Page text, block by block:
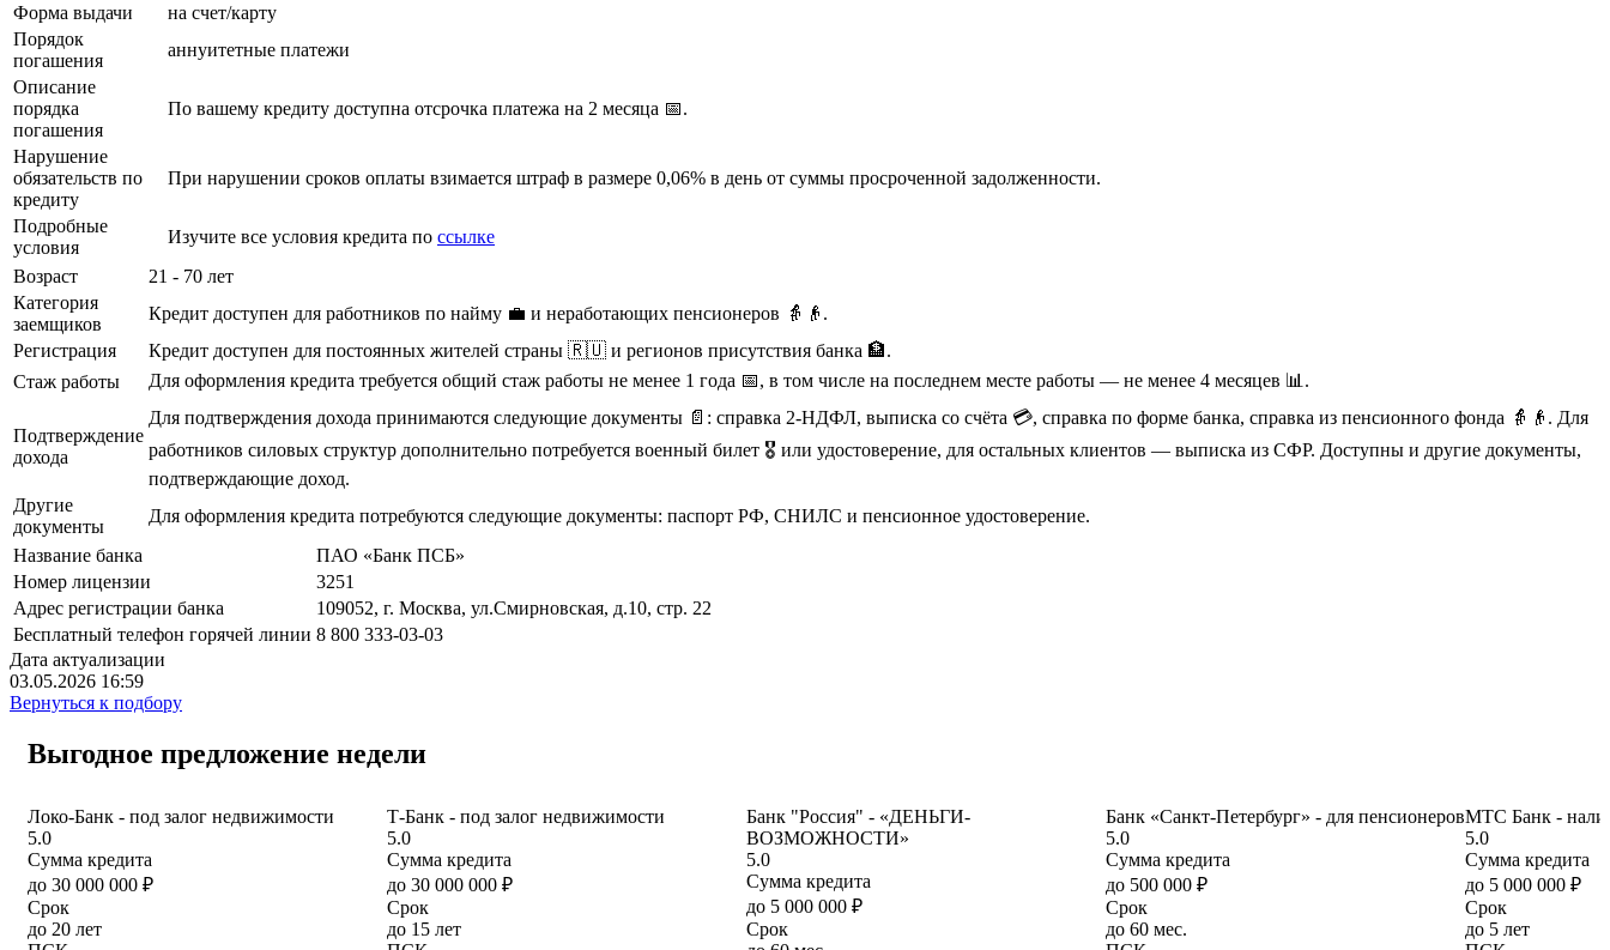
Форма выдачи
на счет/карту
Порядок
погашения
аннуитетные платежи
Описание
порядка
погашения
По вашему кредиту доступна отсрочка платежа на 2 месяца 📅.
Нарушение
обязательств по
кредиту
При нарушении сроков оплаты взимается штраф в размере 0,06% в день от суммы просроченной задолженности.
Подробные
условия
Изучите все условия кредита по ссылке
Возраст
21 - 70 лет
Категория
заемщиков
Кредит доступен для работников по найму 💼 и неработающих пенсионеров 👵👴.
Регистрация
Кредит доступен для постоянных жителей страны 🇷🇺 и регионов присутствия банка 🏦.
Стаж работы
Для оформления кредита требуется общий стаж работы не менее 1 года 📅, в том числе на последнем месте работы — не менее 4 месяцев 📊.
Подтверждение
дохода
Для подтверждения дохода принимаются следующие документы 📄: справка 2-НДФЛ, выписка со счёта 💳, справка по форме банка, справка из пенсионного фонда 👵👴. Для
работников силовых структур дополнительно потребуется военный билет 🎖️ или удостоверение, для остальных клиентов — выписка из СФР. Доступны и другие документы,
подтверждающие доход.
Другие
документы
Для оформления кредита потребуются следующие документы: паспорт РФ, СНИЛС и пенсионное удостоверение.
Название банка
ПАО «Банк ПСБ»
Номер лицензии
3251
Адрес регистрации банка
109052, г. Москва, ул.Смирновская, д.10, стр. 22
Бесплатный телефон горячей линии 8 800 333-03-03
Дата актуализации
03.05.2026 16:59
Вернуться к подбору
Выгодное предложение недели
Локо-Банк - под залог недвижимости
5.0
Сумма кредита
до 30 000 000 ₽
Срок
до 20 лет
Т-Банк - под залог недвижимости
5.0
Сумма кредита
до 30 000 000 ₽
Срок
до 15 лет
Банк "Россия" - «ДЕНЬГИ-
ВОЗМОЖНОСТИ»
5.0
Сумма кредита
до 5 000 000 ₽
Срок
Банк «Санкт-Петербург» - для пенсионеров
5.0
Сумма кредита
до 500 000 ₽
Срок
до 60 мес.
МТС Банк -
5.0
Сумма кредита
до 5 000 000 ₽
Срок
до 5 лет